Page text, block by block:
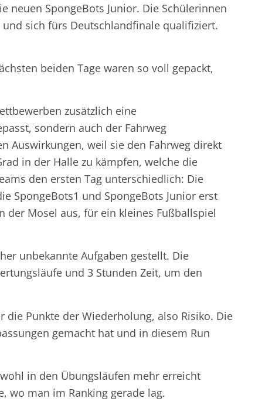
neuen SpongeBots Junior. Die Schülerinnen
sich fürs Deutschlandfinale qualifiziert.
beiden Tage waren so voll gepackt,
zusätzlich eine
sondern auch der Fahrweg
Auswirkungen, weil sie den Fahrweg direkt
in der Halle zu kämpfen, welche die
den ersten Tag unterschiedlich: Die
SpongeBots1 und SpongeBots Junior erst
der Mosel aus, für ein kleines Fußballspiel
unbekannte Aufgaben gestellt. Die
und 3 Stunden Zeit, um den
Punkte der Wiederholung, also Risiko. Die
gemacht hat und in diesem Run
in den Übungsläufen mehr erreicht
wo man im Ranking gerade lag.